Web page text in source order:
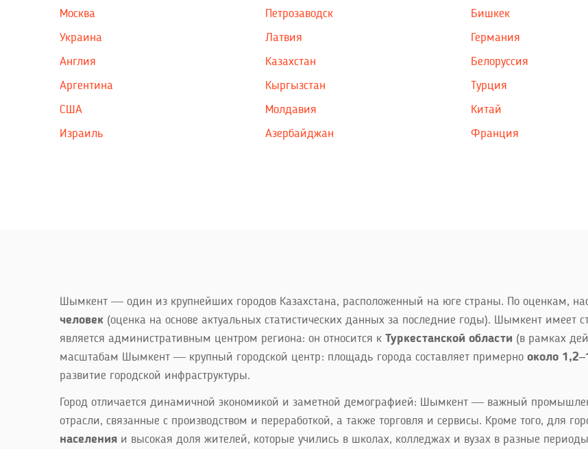
Москва
Петрозаводск
Бишкек
Украина
Англия
Аргентина
США
Израиль
Латвия
Казахстан
Кыргызстан
Молдавия
Азербайджан
Германия
Белоруссия
Турция
Китай
Франция
Шымкент — один из крупнейших городов Казахстана, расположенный на юге страны. По оценкам,
человек (оценка на основе актуальных статистических данных за последние годы). Шымкент имеет
является административным центром региона: он относится к Туркестанской области (в рамках
масштабам Шымкент — крупный городской центр: площадь города составляет примерно около
развитие городской инфраструктуры.
Город отличается динамичной экономикой и заметной демографией: Шымкент — важный
отрасли, связанные с производством и переработкой, а также торговля и сервисы. Кроме того, для
населения и высокая доля жителей, которые учились в школах, колледжах и вузах в разные